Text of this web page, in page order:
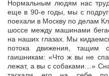
Нормальным людям нас
еще в 90-е годы, мы с
поехали в Москву по делам
шоссе между машинами
на наших глазах. Мы
потока движения, тащим
гаишникам: «Что ж вы не
лежат, а вы с собаками…»